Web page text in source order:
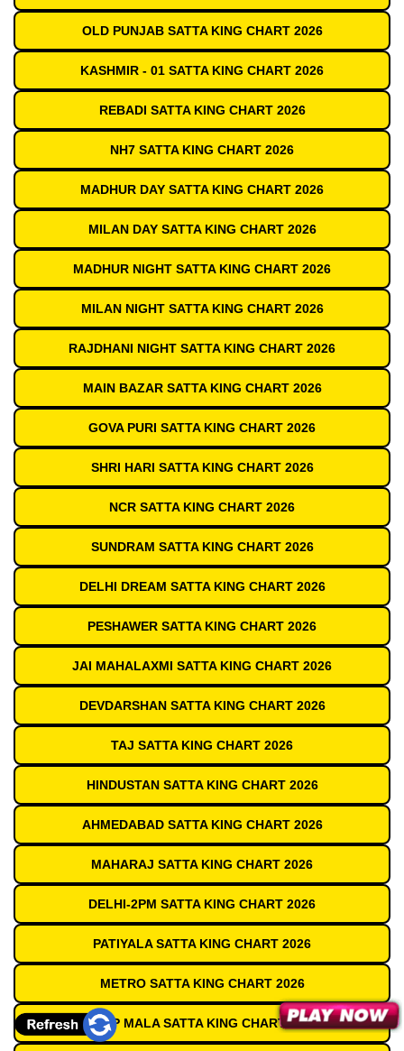
OLD PUNJAB SATTA KING CHART 2026
KASHMIR - 01 SATTA KING CHART 2026
REBADI SATTA KING CHART 2026
NH7 SATTA KING CHART 2026
MADHUR DAY SATTA KING CHART 2026
MILAN DAY SATTA KING CHART 2026
MADHUR NIGHT SATTA KING CHART 2026
MILAN NIGHT SATTA KING CHART 2026
RAJDHANI NIGHT SATTA KING CHART 2026
MAIN BAZAR SATTA KING CHART 2026
GOVA PURI SATTA KING CHART 2026
SHRI HARI SATTA KING CHART 2026
NCR SATTA KING CHART 2026
SUNDRAM SATTA KING CHART 2026
DELHI DREAM SATTA KING CHART 2026
PESHAWER SATTA KING CHART 2026
JAI MAHALAXMI SATTA KING CHART 2026
DEVDARSHAN SATTA KING CHART 2026
TAJ SATTA KING CHART 2026
HINDUSTAN SATTA KING CHART 2026
AHMEDABAD SATTA KING CHART 2026
MAHARAJ SATTA KING CHART 2026
DELHI-2PM SATTA KING CHART 2026
PATIYALA SATTA KING CHART 2026
METRO SATTA KING CHART 2026
DEEP MALA SATTA KING CHART 2026